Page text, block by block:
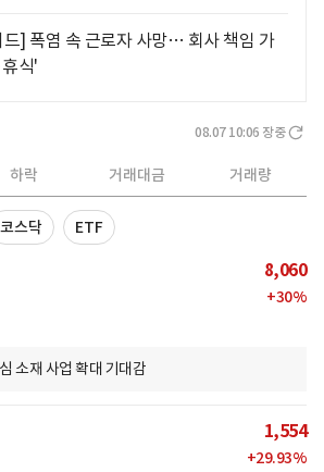
드] 폭염 속 근로자 사망… 회사 책임 가
식'
08.07 10:06 장중
하락 거래대금 거래량
코스닥 ETF
8,060
+30%
소재 사업 확대 기대감
1,554
+29.93%